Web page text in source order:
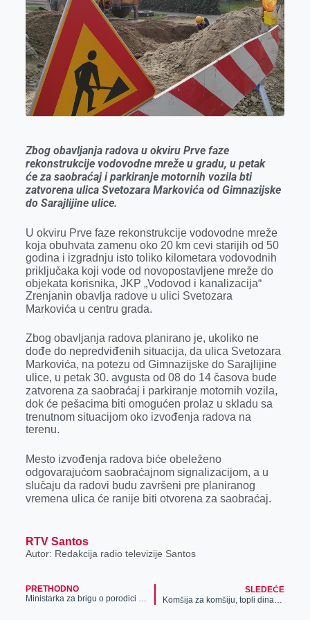
k
g
I
n
p
p
Zbog obavljanja radova u okviru Prve faze
rekonstrukcije vodovodne mreže u gradu, u petak
ćeza saobraćaj i parkiranje motornih vozila bti
zatvorena ulica Svetozara Markovića od Gimnazijske
do Sarajlijine ulice.
U okviru Prve faze rekonstrukcije vodovodne mreže
koja obuhvata zamenu oko 20 km cevi starijih od 50
godina i izgradnju isto toliko kilometara vodovodnih
priključaka koji vode od novopostavljene mreže do
objekata korisnika, JKP „Vodovod i kanalizacija“
Zrenjanin obavlja radove u ulici Svetozara
Markovića u centru grada.
Zbog obavljanja radova planirano je, ukoliko ne
dođe do nepredviđenih situacija, da ulica Svetozara
Markovića, na potezu od Gimnazijske do Sarajlijine
ulice, u petak 30. avgusta od 08 do 14 časova bude
zatvorena za saobraćaj i parkiranje motornih vozila,
dok će pešacima biti omogućen prolaz u skladu sa
trenutnom situacijom oko izvođenja radova na
terenu.
Mesto izvođenja radova biće obeleženo
odgovarajućom saobraćajnom signalizacijom, a u
slučaju da radovi budu završeni pre planiranog
vremena ulica će ranije biti otvorena za saobraćaj.
RTV Santos
Autor: Redakcija radio televizije Santos
PRETHODNO
Ministarka za brigu o porodici i demografiju posetila Zrenjanin
SLEDEĆE
Komšija za komšiju, topli dinar za zimu topliju